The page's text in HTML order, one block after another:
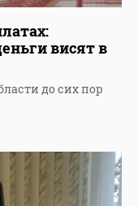
висят в
до сих пор